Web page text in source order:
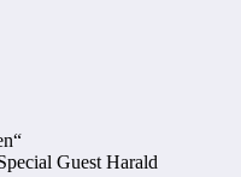
Guest Harald